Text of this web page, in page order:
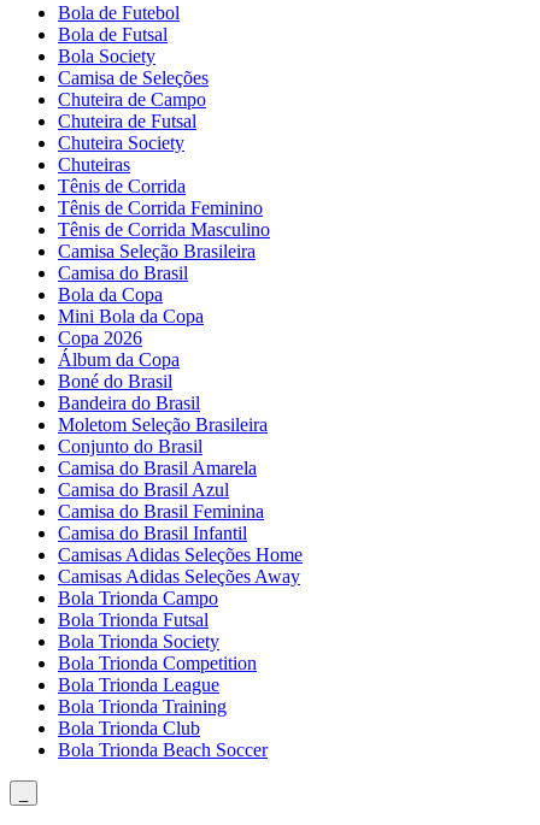
Bola de Futebol
Bola de Futsal
Bola Society
Camisa de Seleções
Chuteira de Campo
Chuteira de Futsal
Chuteira Society
Chuteiras
Tênis de Corrida
Tênis de Corrida Feminino
Tênis de Corrida Masculino
Camisa Seleção Brasileira
Camisa do Brasil
Bola da Copa
Mini Bola da Copa
Copa 2026
Álbum da Copa
Boné do Brasil
Bandeira do Brasil
Moletom Seleção Brasileira
Conjunto do Brasil
Camisa do Brasil Amarela
Camisa do Brasil Azul
Camisa do Brasil Feminina
Camisa do Brasil Infantil
Camisas Adidas Seleções Home
Camisas Adidas Seleções Away
Bola Trionda Campo
Bola Trionda Futsal
Bola Trionda Society
Bola Trionda Competition
Bola Trionda League
Bola Trionda Training
Bola Trionda Club
Bola Trionda Beach Soccer